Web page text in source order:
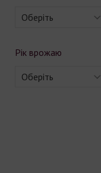
Оберіть
Рік врожаю
Оберіть